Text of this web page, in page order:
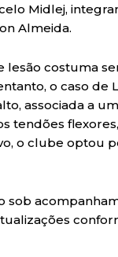
Midlej,
Almeida.
lesão costuma
o caso de
associada a
tendões
o clube optou
sob